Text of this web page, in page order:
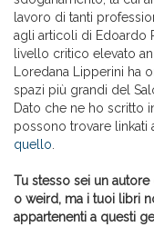
lavoro di tanti
agli articoli di Edoardo
livello critico elevato
Loredana Lipperini ha
spazi più grandi del
Dato che ne ho scritto
possono trovare linkati
quello
Tu stesso sei un
o weird, ma i tuoi libri
appartenenti a questi